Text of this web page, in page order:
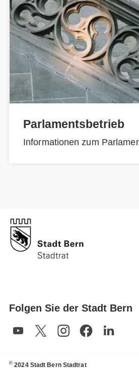
Parlamentsbetrieb
Informationen zum
Folgen Sie der Stadt Bern
© 2024 Stadt Bern Stadtrat